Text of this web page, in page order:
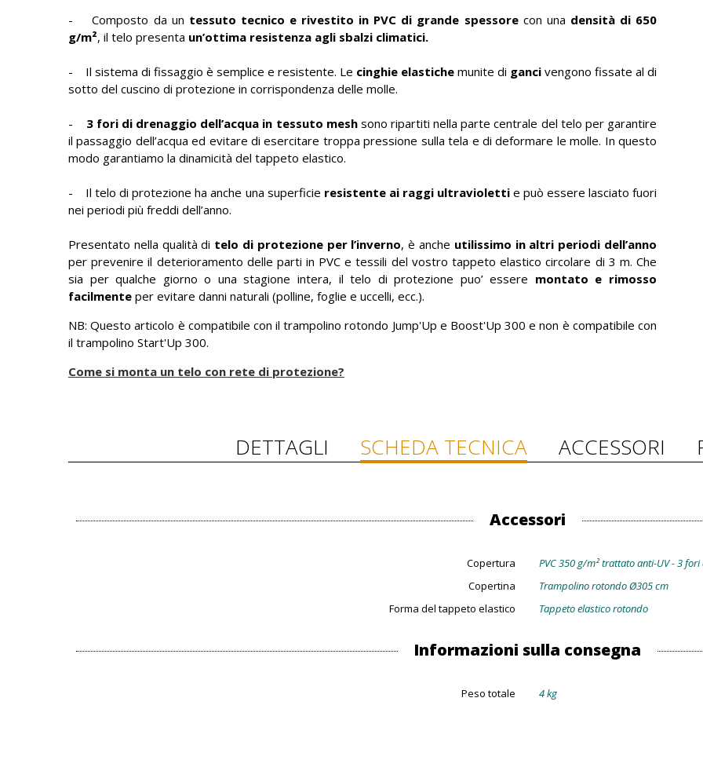
- Composto da un tessuto tecnico e rivestito in PVC di grande spessorecon una densità di 650
g/m², il telo presenta un’ottima resistenza agli sbalzi climatici.
- Il sistema di fissaggio è semplice e resistente. Le cinghie elastiche munite di ganci vengono fissate al di
sotto del cuscino di protezione in corrispondenza delle molle.
- 3 fori di drenaggio dell’acqua in tessuto meshsono ripartiti nella parte centrale del telo per garantire
il passaggio dell’acqua ed evitare di esercitare troppa pressione sulla tela e di deformare le molle. In questo
modo garantiamo la dinamicità del tappeto elastico.
- Il telo di protezione ha anche una superficie resistente ai raggi ultraviolettie può essere lasciato fuori
nei periodi più freddi dell’anno.
Presentato nella qualità di telo di protezione per l’inverno, è anche utilissimo in altri periodi dell’anno
per prevenire il deterioramento delle parti in PVC e tessili del vostro tappeto elastico circolare di 3 m. Che
sia per qualche giorno o una stagione intera, il telo di protezione puo’ essere montato e rimosso
facilmente per evitare danni naturali (polline, foglie e uccelli, ecc.).
NB: Questo articolo è compatibile con il trampolino rotondo Jump'Up e Boost'Up 300 e non è compatibile con
il trampolino Start'Up 300.
Come si monta un telo con rete di protezione?
DETTAGLI SCHEDA TECNICA ACCESSORI
Accessori
Copertura
PVC 350 g/m² trattato anti-UV - 3
Copertina
Trampolino rotondo Ø305 cm
Forma del tappeto elastico
Tappeto elastico rotondo
Informazioni sulla consegna
Peso totale 4 kg